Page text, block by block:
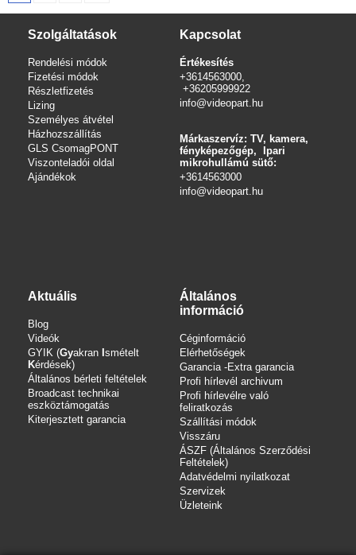
Szolgáltatások
Rendelési módok
Fizetési módok
Részletfizetés
Lizing
Személyes átvétel
Házhozszállítás
GLS CsomagPONT
Viszonteladói oldal
Ajándékok
Kapcsolat
Értékesítés
+3614563000,
+36205999922
info@videopart.hu
Márkaszervíz: TV, kamera,
fényképezőgép, Ipari
mikrohullámú sütő:
+3614563000
info@videopart.hu
Aktuális
Blog
Videók
GYIK (Gyakran smételt
Kérdések)
Általános bérleti feltételek
Broadcast technikai
eszköztámogatás
Kiterjesztett garancia
Általános
információ
Céginformáció
Elérhetőségek
Garancia -Extra garancia
Profi hírlevél archivum
Profi hírlevélre való
feliratkozás
Szállítási módok
Visszáru
ÁSZF (Általános Szerződési
Feltételek)
Adatvédelmi nyilatkozat
Szervizek
Üzleteink